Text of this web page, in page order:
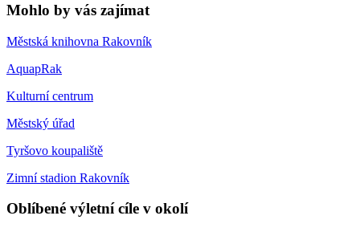
Mohlo by vás zajímat
Městská knihovna Rakovník
AquapRak
Kulturní centrum
Městský úřad
Tyršovo koupaliště
Zimní stadion Rakovník
Oblíbené výletní cíle v okolí